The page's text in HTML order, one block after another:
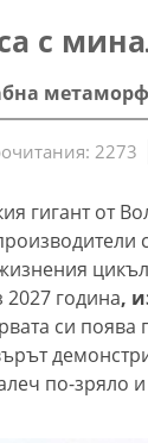
с
2273
гигант от
2027 година,
си поява
по-зряло